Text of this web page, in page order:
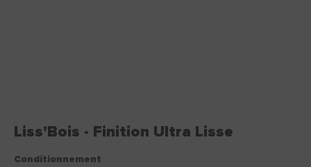
Liss'Bois - Finition Ultra Lisse
Conditionnement